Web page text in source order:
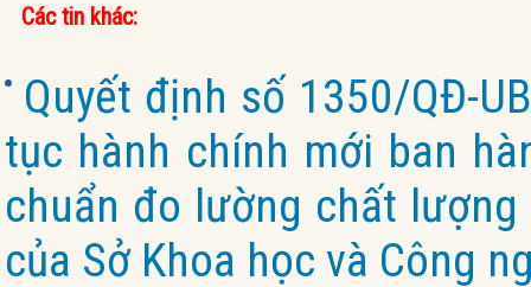
Các tin khác:
Quyết định số 1350/QĐ-
tục hành chính mới ban
chuẩn đo lường chất
của Sở Khoa học và Công